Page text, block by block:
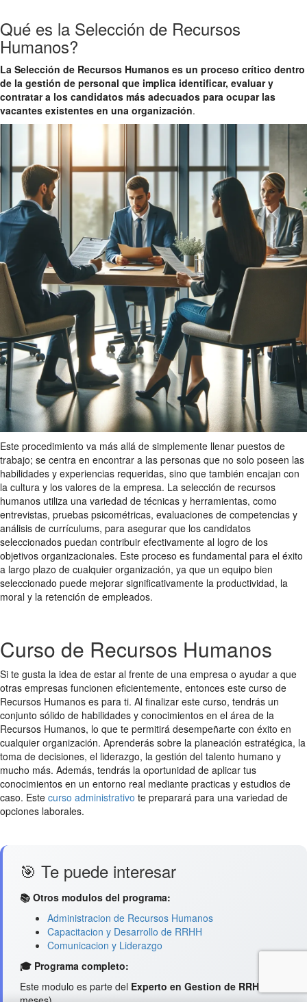
Qué es la Selección de Recursos
Humanos?
La Selección de Recursos Humanos es un proceso crítico dentro
de la gestión de personal que implica identificar, evaluar y
contratar a los candidatos más adecuados para ocupar las
vacantes existentes en una organización.
Este procedimiento va más allá de simplemente llenar puestos de
trabajo; se centra en encontrar a las personas que no solo poseen las
habilidades y experiencias requeridas, sino que también encajan con
la cultura y los valores de la empresa. La selección de recursos
humanos utiliza una variedad de técnicas y herramientas, como
entrevistas, pruebas psicométricas, evaluaciones de competencias y
análisis de currículums, para asegurar que los candidatos
seleccionados puedan contribuir efectivamente al logro de los
objetivos organizacionales. Este proceso es fundamental para el éxito
a largo plazo de cualquier organización, ya que un equipo bien
seleccionado puede mejorar significativamente la productividad, la
moral y la retención de empleados.
Curso de Recursos Humanos
Si te gusta la idea de estar al frente de una empresa o ayudar a que
otras empresas funcionen eficientemente, entonces este curso de
Recursos Humanos es para ti. Al finalizar este curso, tendrás un
conjunto sólido de habilidades y conocimientos en el área de la
Recursos Humanos, lo que te permitirá desempeñarte con éxito en
cualquier organización. Aprenderás sobre la planeación estratégica, la
toma de decisiones, el liderazgo, la gestión del talento humano y
mucho más. Además, tendrás la oportunidad de aplicar tus
conocimientos en un entorno real mediante practicas y estudios de
caso. Este curso administrativo te preparará para una variedad de
opciones laborales.
🎯 Te puede interesar
📚 Otros modulos del programa:
Administracion de Recursos Humanos
Capacitacion y Desarrollo de RRHH
Comunicacion y Liderazgo
🎓 Programa completo:
Este modulo es parte del Experto en Gestion de RRHH